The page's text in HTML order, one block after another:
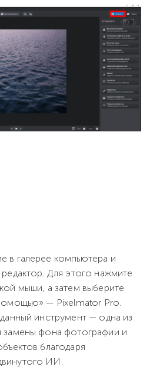
в галерее компьютера и
Для этого нажмите
мыши, а затем выберите
— Pixelmator Pro.
инструмент — одна из
замены фона фотографии и
благодаря
ИИ.